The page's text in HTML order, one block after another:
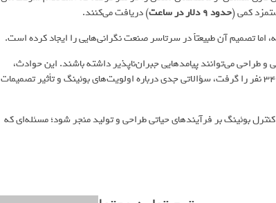
حدود9 دلار در ساعت
) دریافت می‌کنند.
تصمیم آن طبیعتاً در سرتاسر صنعت نگرانی‌هایی را ایجاد کرده است.
طراحی می‌توانند پیامدهایی جبران‌ناپذیر داشته باشند. این حوادث،
ازجمله سقوط دو فروند 737 مکس طی سال‌های 2018 و 2019، که مجموعاً جان 346 نفر را گرفت، سؤالاتی جدی درباره اولویت‌های بوئینگ و تأثیر تصمیمات
بوئینگ بر فرآیندهای حیاتی طراحی و تولید منجر شود؛ مسئله‌ای که